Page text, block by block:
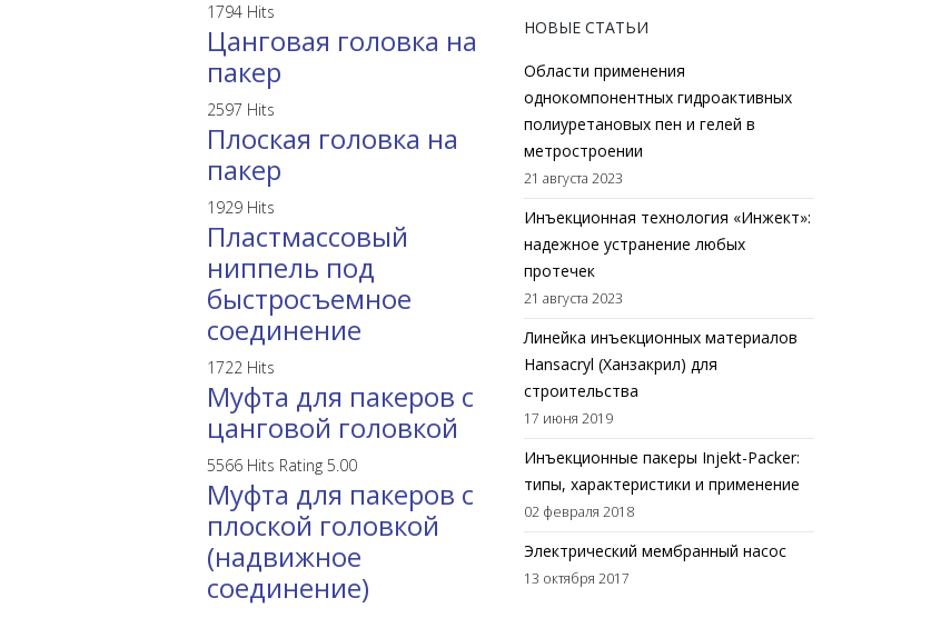
1794 Hits
Цанговая головка на
пакер
2597 Hits
Плоская головка на
пакер
1929 Hits
Пластмассовый
ниппель под
быстросъемное
соединение
1722 Hits
Муфта для пакеров с
цанговой головкой
5566 Hits Rating 5.00
Муфта для пакеров с
плоской головкой
(надвижное
соединение)
НОВЫЕ СТАТЬИ
Области применения
однокомпонентных гидроактивных
полиуретановых пен и гелей в
метростроении
21 августа 2023
Инъекционная технология «Инжект»:
надежное устранение любых
протечек
21 августа 2023
Линейка инъекционных материалов
Hansacryl (Ханзакрил) для
строительства
17 июня 2019
Инъекционные пакеры Injekt-Packer:
типы, характеристики и применение
02 февраля 2018
Электрический мембранный насос
13 октября 2017